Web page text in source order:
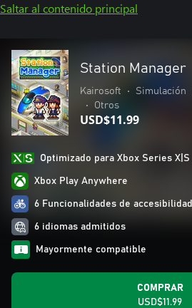
Saltar al contenido principal
Station Manager
Kairosoft • Simulación
•
Otros
USD$11.99
Optimizado para Xbox Series X|S
Xbox Play Anywhere
6 Funcionalidades de accesibilidad
6 idiomas admitidos
Mayormente compatible
COMPRAR
USD$11.99